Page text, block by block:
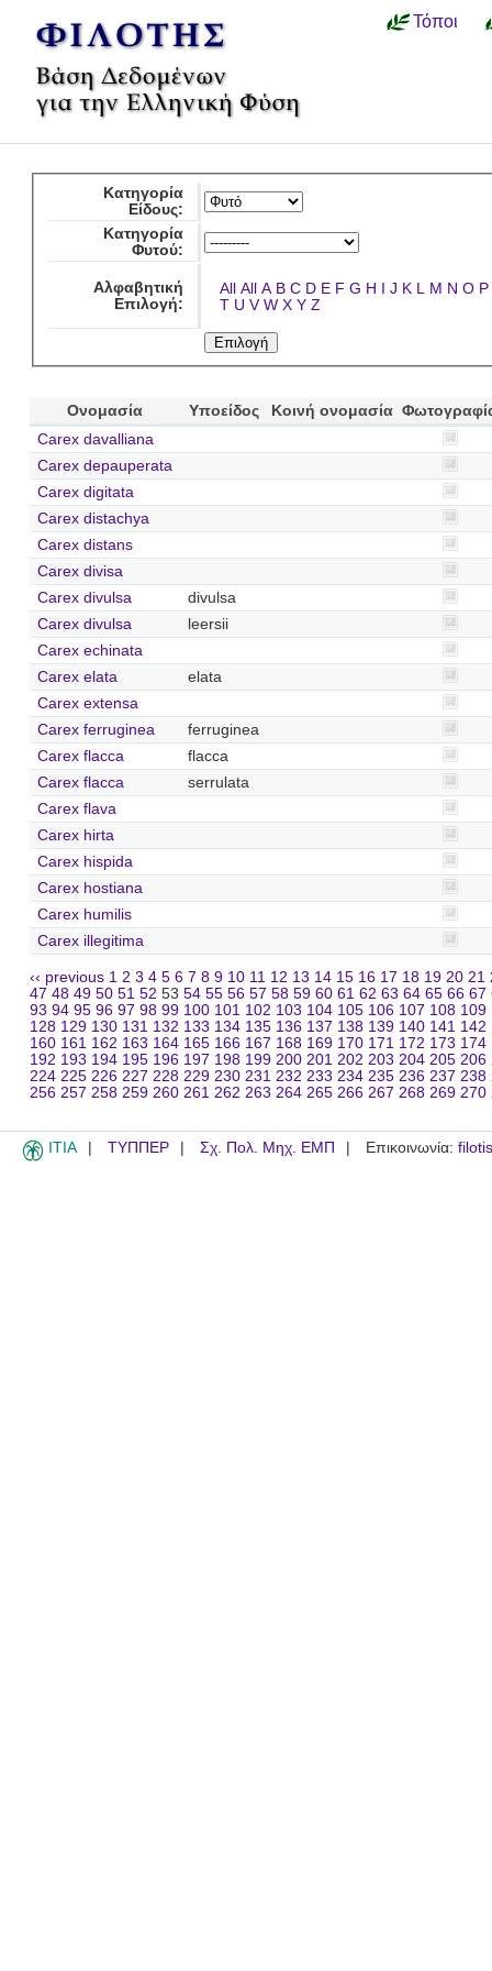
Τόποι
Κατηγορία
Είδους:
Κατηγορία
Φυτού:
Αλφαβητική
Επιλογή:
All All A B C D E F G H I J K L M N O P
T U V W X Y Z
Ονομασία Υποείδος Κοινή ονομασία
Carex davalliana
Carex depauperata
Carex digitata
Carex distachya
Carex distans
Carex divisa
Carex divulsa
divulsa
Carex divulsa
leersii
Carex echinata
Carex elata
elata
Carex extensa
Carex ferruginea
ferruginea
Carex flacca
flacca
Carex flacca
serrulata
Carex flava
Carex hirta
Carex hispida
Carex hostiana
Carex humilis
Carex illegitima
‹‹ previous 1 2 3 4 5 6 7 8 9 10 11 12 13 14 15 16 17 18 19 20 21
47 48 49 50 51 52 53 54 55 56 57 58 59 60 61 62 63 64 65 66 67
93 94 95 96 97 98 99 100 101 102 103 104 105 106 107 108 109
128 129 130 131 132 133 134 135 136 137 138 139 140 141 142
160 161 162 163 164 165 166 167 168 169 170 171 172 173 174
192 193 194 195 196 197 198 199 200 201 202 203 204 205 206
224 225 226 227 228 229 230 231 232 233 234 235 236 237 238
256 257 258 259 260 261 262 263 264 265 266 267 268 269 270
ITIA ΤΥΠΠΕΡ Σχ. Πολ. Μηχ. ΕΜΠ Επικοινωνία: